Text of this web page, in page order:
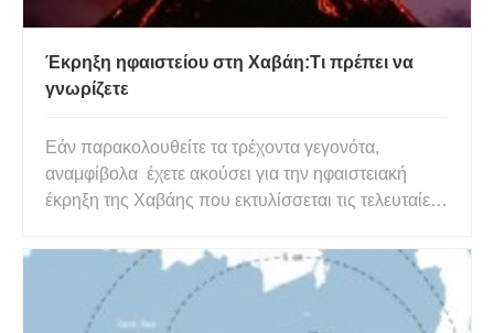
Έκρηξη ηφαιστείου στη Χαβάη:Τι πρέπει να
γνωρίζετε
Εάν παρακολουθείτε τα τρέχοντα γεγονότα,
αναμφίβολα έχετε ακούσει για την ηφαιστειακή
έκρηξη της Χαβάης που εκτυλίσσεται τις τελευταίες
τέφρας που δεσπόζουν πάνω από τα σπίτια και τα
όμορφα τοπία προκαλούν, για μερικούς
ανθρώπους, αρκετό φόβο για το τι ακρ